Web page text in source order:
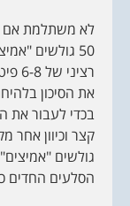
לא משתלמת אם
50 גולשים
את הסיכון
בכדי לעבור את
קצר וכיוון
גולשים
הסלעים החדים